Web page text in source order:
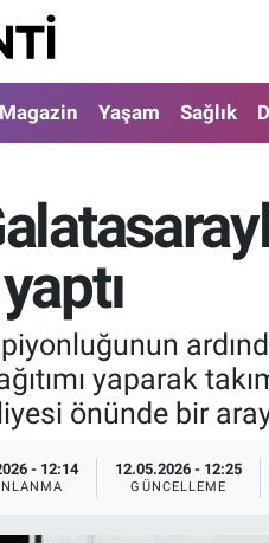
Magazin Yaşam Sağlık
yaparak
önünde bir
- 12:14 12.05.2026 - 12:25
GÜNCELLEME